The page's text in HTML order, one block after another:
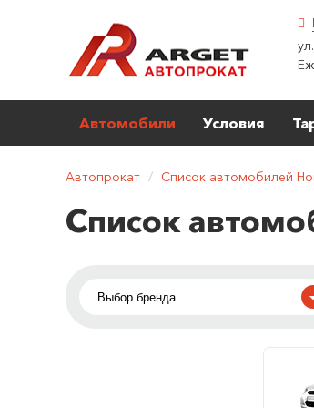
Автомобили Условия
Автопрокат / Список автомобилей
Список